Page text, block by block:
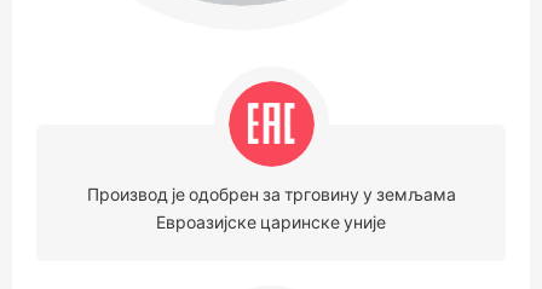
Производ је одобрен за трговину у земљама
Евроазијске царинске уније